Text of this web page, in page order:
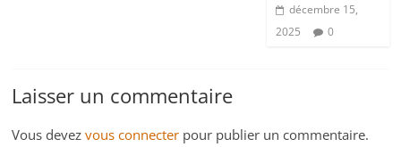
décembre 15,
2025
0
Laisser un commentaire
Vous devezvous connecter pour publier un commentaire.